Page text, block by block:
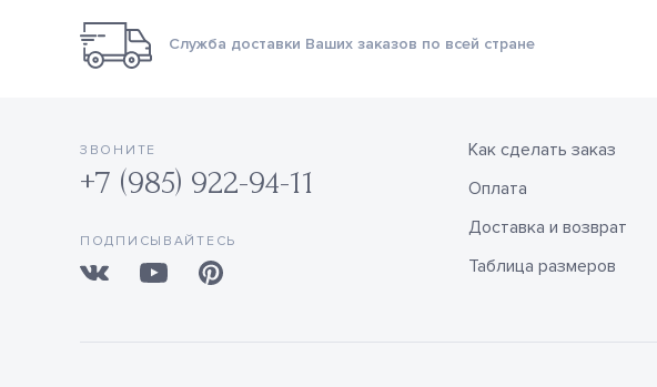
Служба доставки Ваших заказов по всей стране
ЗВОНИТЕ
+7 (985) 922-94-11
ПОДПИСЫВАЙТЕСЬ
Как сделать заказ
Оплата
Доставка и возврат
Таблица размеров